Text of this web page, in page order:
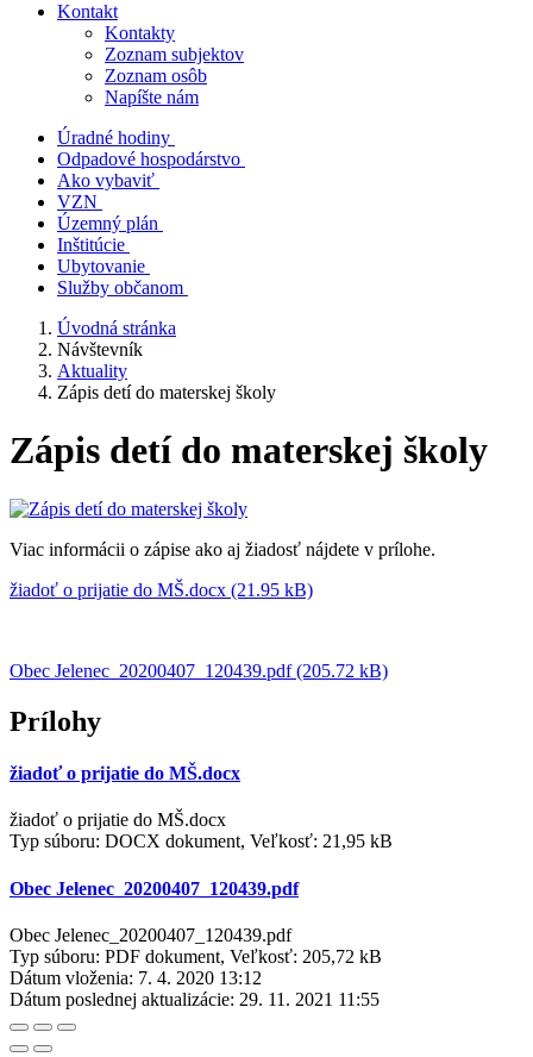
Kontakt
Kontakty
Zoznam subjektov
Zoznam osôb
Napíšte nám
Úradné hodiny
Odpadové hospodárstvo
Ako vybaviť
VZN
Územný plán
Inštitúcie
Ubytovanie
Služby občanom
Úvodná stránka
Návštevník
Aktuality
Zápis detí do materskej školy
Zápis detí do materskej školy
Viac informácii o zápise ako aj žiadosť nájdete v prílohe.
žiadoť o prijatie do MŠ.docx (21.95 kB)
Obec Jelenec_20200407_120439.pdf (205.72 kB)
Prílohy
žiadoť o prijatie do MŠ.docx
žiadoť o prijatie do MŠ.docx
Typ súboru: DOCX dokument, Veľkosť: 21,95 kB
Obec Jelenec_20200407_120439.pdf
Obec Jelenec_20200407_120439.pdf
Typ súboru: PDF dokument, Veľkosť: 205,72 kB
Dátum vloženia: 7. 4. 2020 13:12
Dátum poslednej aktualizácie: 29. 11. 2021 11:55